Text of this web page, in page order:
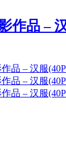
作品 –